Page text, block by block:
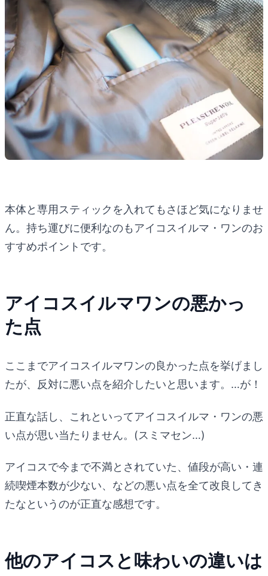
本体と専用スティックを入れてもさほど気になりませ
ん。持ち運びに便利なのもアイコスイルマ・ワンのお
すすめポイントです。
アイコスイルマワンの悪かっ
た点
ここまでアイコスイルマワンの良かった点を挙げまし
たが、反対に悪い点を紹介したいと思います。…が！
正直な話し、これといってアイコスイルマ・ワンの悪
い点が思い当たりません。(スミマセン…)
アイコスで今まで不満とされていた、値段が高い・連
続喫煙本数が少ない、などの悪い点を全て改良してき
たなというのが正直な感想です。
他のアイコスと味わいの違いは